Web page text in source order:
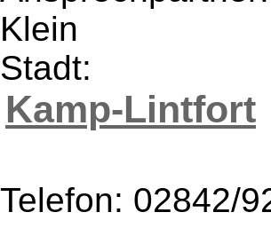
Klein
Stadt:
Kamp-Lintfort
Telefon: 02842/